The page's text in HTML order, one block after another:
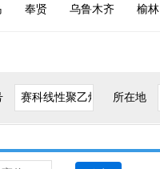
奉贤 乌鲁木齐 榆林
所在地